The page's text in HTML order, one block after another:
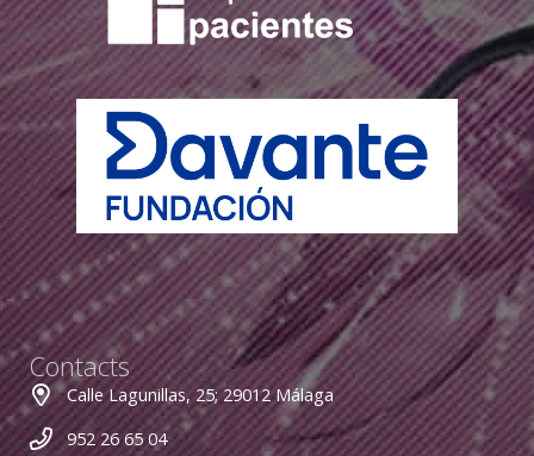
Contacts
Calle Lagunillas, 25; 29012 Málaga
952 26 65 04